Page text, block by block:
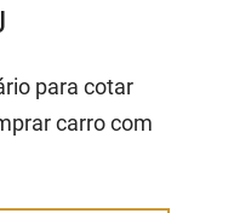
para cotar
carro com